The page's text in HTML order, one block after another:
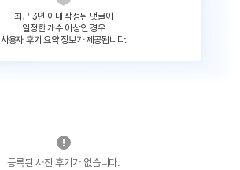
최근 3년 이내 작성된 댓글이
일정한 개수 이상인 경우
사용자 후기 요약 정보가 제공됩니다.
등록된 사진 후기가 없습니다.